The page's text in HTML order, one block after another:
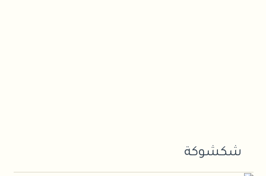
شكشوكة